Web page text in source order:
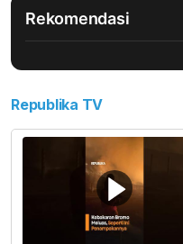
Rekomendasi
Republika TV